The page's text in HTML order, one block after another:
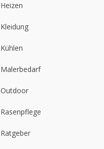
Heizen
Kleidung
Kühlen
Malerbedarf
Outdoor
Rasenpflege
Ratgeber